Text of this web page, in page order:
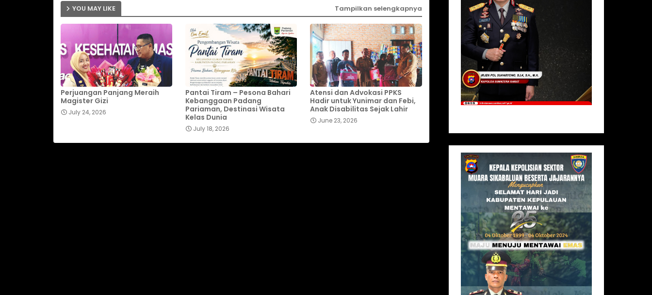
YOU MAY LIKE Tampilkan selengkapnya
Perjuangan Panjang Meraih
Magister Gizi
July 24, 2026
Pantai Tiram – Pesona Bahari
Kebanggaan Padang
Pariaman, Destinasi Wisata
Kelas Dunia
July 18, 2026
Atensi dan Advokasi PPKS
Hadir untuk Yunimar dan Febi,
Anak Disabilitas Sejak Lahir
June 23, 2026